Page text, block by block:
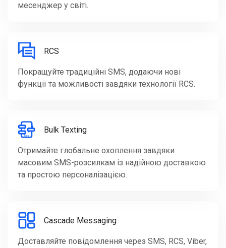
месенджер у світі.
RCS
Покращуйте традиційні SMS, додаючи нові
функції та можливості завдяки технології RCS.
Bulk Texting
Отримайте глобальне охоплення завдяки
масовим SMS-розсилкам із надійною доставкою
та простою персоналізацією.
Cascade Messaging
Доставляйте повідомлення через SMS, RCS, Viber,